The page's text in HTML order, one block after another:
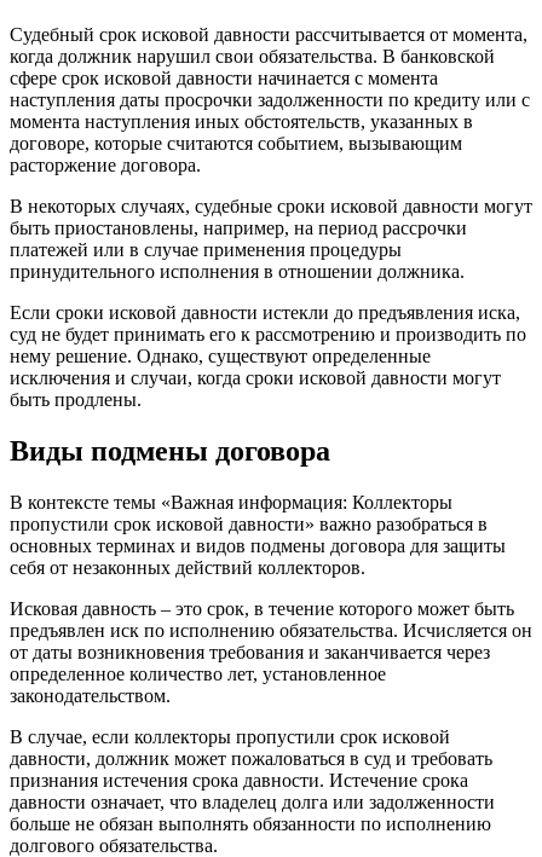
Судебный срок исковой давности рассчитывается от момента,
когда должник нарушил свои обязательства. В банковской
сфере срок исковой давности начинается с момента
наступления даты просрочки задолженности по кредиту или с
момента наступления иных обстоятельств, указанных в
договоре, которые считаются событием, вызывающим
расторжение договора.
В некоторых случаях, судебные сроки исковой давности могут
быть приостановлены, например, на период рассрочки
платежей или в случае применения процедуры
принудительного исполнения в отношении должника.
Если сроки исковой давности истекли до предъявления иска,
суд не будет принимать его к рассмотрению и производить по
нему решение. Однако, существуют определенные
исключения и случаи, когда сроки исковой давности могут
быть продлены.
Виды подмены договора
В контексте темы «Важная информация: Коллекторы
пропустили срок исковой давности» важно разобраться в
основных терминах и видов подмены договора для защиты
себя от незаконных действий коллекторов.
Исковая давность – это срок, в течение которого может быть
предъявлен иск по исполнению обязательства. Исчисляется он
от даты возникновения требования и заканчивается через
определенное количество лет, установленное
законодательством.
В случае, если коллекторы пропустили срок исковой
давности, должник может пожаловаться в суд и требовать
признания истечения срока давности. Истечение срока
давности означает, что владелец долга или задолженности
больше не обязан выполнять обязанности по исполнению
долгового обязательства.